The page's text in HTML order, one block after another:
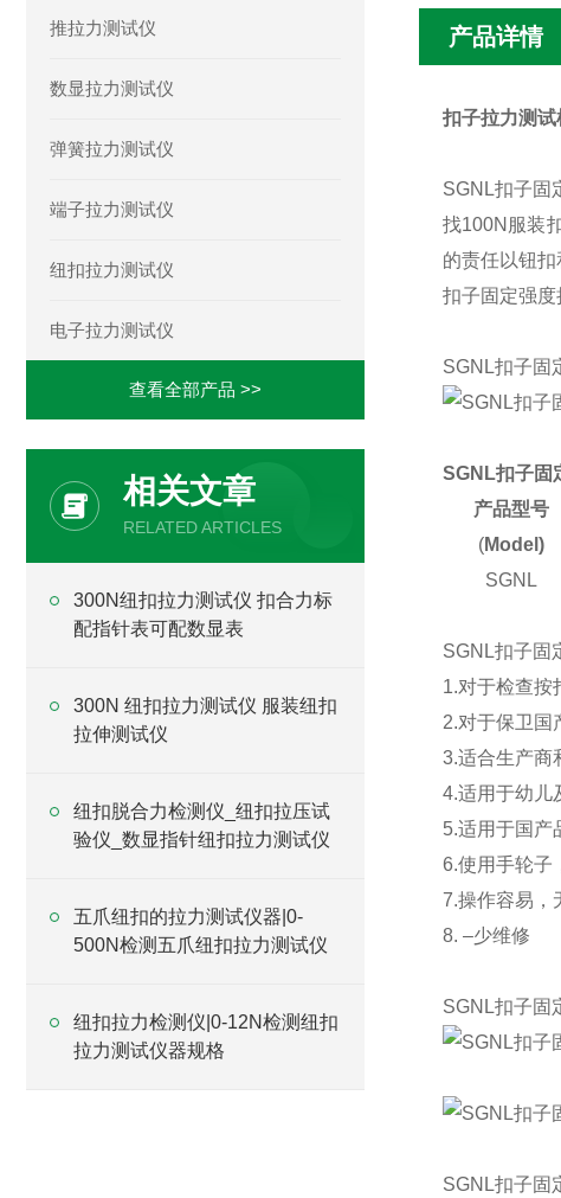
推拉力测试仪
数显拉力测试仪
弹簧拉力测试仪
端子拉力测试仪
纽扣拉力测试仪
电子拉力测试仪
查看全部产品 >>
相关文章
RELATED ARTICLES
300N纽扣拉力测试仪 扣合力标
配指针表可配数显表
300N 纽扣拉力测试仪 服装纽扣
拉伸测试仪
纽扣脱合力检测仪_纽扣拉压试
验仪_数显指针纽扣拉力测试仪
五爪纽扣的拉力测试仪器|0-
500N检测五爪纽扣拉力测试仪
纽扣拉力检测仪|0-12N检测纽扣
拉力测试仪器规格
产品详情
扣子拉力测试
SGNL扣子固
找100N服装
的责任以钮
扣子固定强度
SGNL扣子固
SGNL扣子固
产品型号
(Model)
SGNL
SGNL扣子固
1.对于检查按
2.对于保卫国
3.适合生产商
4.适用于幼儿
5.适用于国产
6.使用手轮子
7.操作容易，
8. –少维修
SGNL扣子固
SGNL扣子固